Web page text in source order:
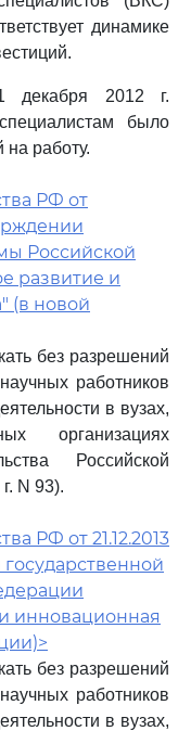
динамике
2012 г.
было
работу.
РФ от
Российской
развитие и
(в новой
без разрешений
работников
в вузах,
организациях
Российской
N 93).
РФ от 21.12.2013
инновационная
без разрешений
работников
в вузах,